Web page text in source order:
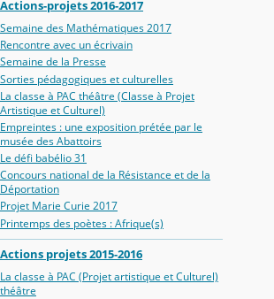
Actions-projets 2016-2017
Semaine des Mathématiques 2017
Rencontre avec un écrivain
Semaine de la Presse
Sorties pédagogiques et culturelles
La classe à PAC théâtre (Classe à Projet
Artistique et Culturel)
Empreintes : une exposition prétée par le
musée des Abattoirs
Le défi babélio 31
Concours national de la Résistance et de la
Déportation
Projet Marie Curie 2017
Printemps des poètes : Afrique(s)
Actions projets 2015-2016
La classe à PAC (Projet artistique et Culturel)
théâtre